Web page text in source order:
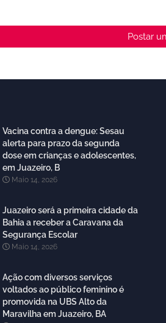
Postar
Vacina contra a dengue: Sesau
alerta para prazo da segunda
dose em crianças e adolescentes,
em Juazeiro, B
Maio 14, 2026
Juazeiro será a primeira cidade da
Bahia a receber a Caravana da
Segurança Escolar
Maio 14, 2026
Ação com diversos serviços
voltados ao público feminino é
promovida na UBS Alto da
Maravilha em Juazeiro, BA